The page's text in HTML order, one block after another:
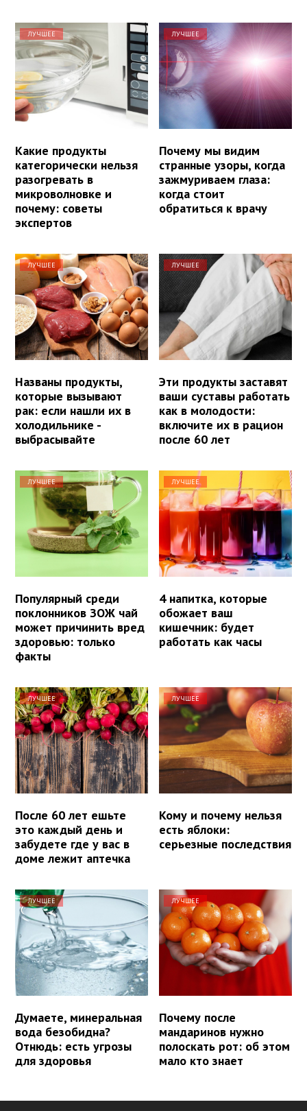
ЛУЧШЕЕ
Какие продукты
категорически нельзя
разогревать в
микроволновке и
почему: советы
экспертов
ЛУЧШЕЕ
Почему мы видим
странные узоры, когда
зажмуриваем глаза:
когда стоит
обратиться к врачу
ЛУЧШЕЕ
Названы продукты,
которые вызывают
рак: если нашли их в
холодильнике -
выбрасывайте
ЛУЧШЕЕ
Эти продукты заставят
ваши суставы работать
как в молодости:
включите их в рацион
после 60 лет
ЛУЧШЕЕ
Популярный среди
поклонников ЗОЖ чай
может причинить вред
здоровью: только
факты
ЛУЧШЕЕ
4 напитка, которые
обожает ваш
кишечник: будет
работать как часы
ЛУЧШЕЕ
После 60 лет ешьте
это каждый день и
забудете где у вас в
доме лежит аптечка
ЛУЧШЕЕ
Кому и почему нельзя
есть яблоки:
серьезные последствия
ЛУЧШЕЕ
Думаете, минеральная
вода безобидна?
Отнюдь: есть угрозы
для здоровья
ЛУЧШЕЕ
Почему после
мандаринов нужно
полоскать рот: об этом
мало кто знает